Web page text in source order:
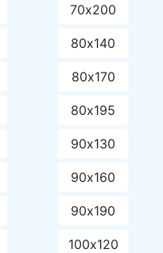
70х200
80х140
80х170
80х195
90х130
90х160
90х190
100х120